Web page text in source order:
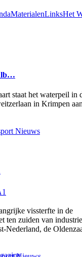
MaterialenLinksHet
staat het waterpeil in
in Krimpen
Nieuws
vissterfte in de
ten zuiden van
Nederland, de